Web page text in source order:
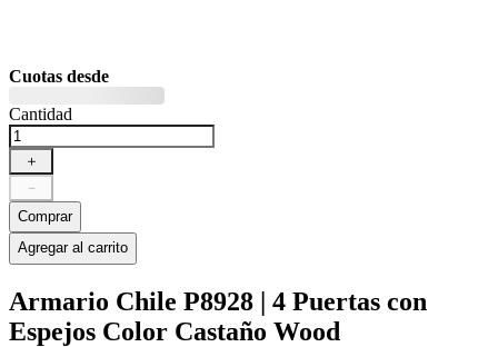
Cuotas desde
Cantidad
＋
－
Comprar
Agregar al carrito
Armario Chile P8928 | 4 Puertas con
Espejos Color Castaño Wood